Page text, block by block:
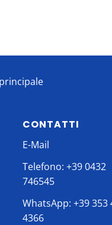
CONTATTI
E-Mail
Telefono: +39 0432
746545
WhatsApp: +39 353
4366